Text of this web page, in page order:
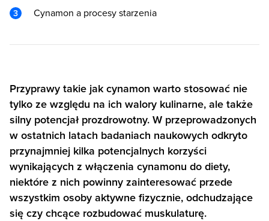
Cynamon a procesy starzenia
Przyprawy takie jak cynamon warto stosować nie
tylko ze względu na ich walory kulinarne, ale także
silny potencjał prozdrowotny. W przeprowadzonych
w ostatnich latach badaniach naukowych odkryto
przynajmniej kilka potencjalnych korzyści
wynikających z włączenia cynamonu do diety,
niektóre z nich powinny zainteresować przede
wszystkim osoby aktywne fizycznie, odchudzające
się czy chcące rozbudować muskulaturę.